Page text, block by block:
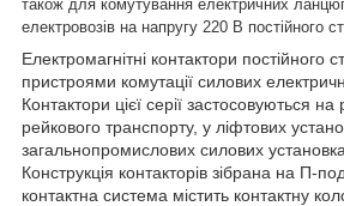
також для комутування електричних
електровозів на напругу 220 В постійного
Електромагнітні контактори постійного
пристроями комутації силових
Контактори цієї серії застосовуються
рейкового транспорту, у ліфтових
загальнопромислових силових
Конструкція контакторів зібрана на П-
контактна система містить контактну